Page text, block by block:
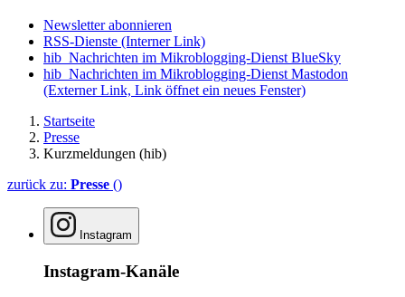
Newsletter abonnieren
RSS-Dienste (Interner Link)
hib_Nachrichten im Mikroblogging-Dienst BlueSky
hib_Nachrichten im Mikroblogging-Dienst Mastodon
(Externer Link, Link öffnet ein neues Fenster)
Startseite
Presse
Kurzmeldungen (hib)
zurück zu: Presse ()
Instagram
Instagram-Kanäle